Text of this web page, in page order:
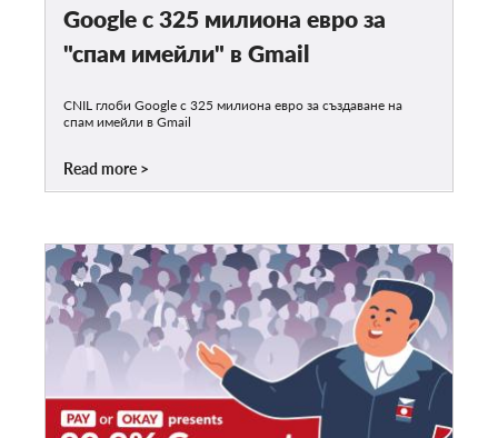
Google с 325 милиона евро за
"спам имейли" в Gmail
CNIL глоби Google с 325 милиона евро за създаване на
спам имейли в Gmail
Read more